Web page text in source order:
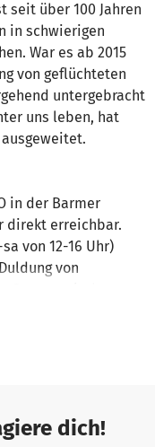
seit über 100 Jahren
in schwierigen
War es ab 2015
von geflüchteten
untergebracht
uns leben, hat
in der Barmer
direkt erreichbar.
von 12-16 Uhr)
von
mit Neugeborenen
Die dich!